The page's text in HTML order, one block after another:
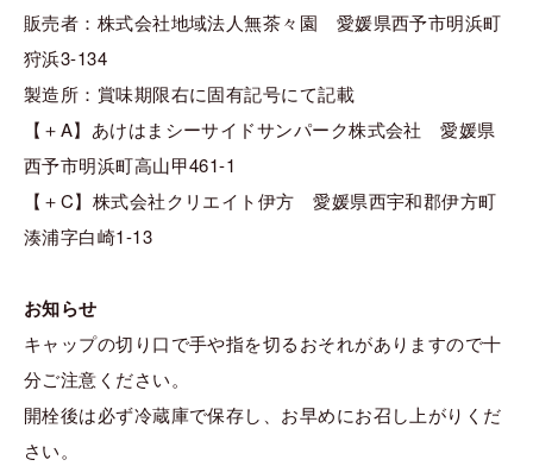
販売者：株式会社地域法人無茶々園 愛媛県西予市明浜町
狩浜3-134
製造所：賞味期限右に固有記号にて記載
【＋A】あけはまシーサイドサンパーク株式会社 愛媛県
西予市明浜町高山甲461-1
【＋C】株式会社クリエイト伊方 愛媛県西宇和郡伊方町
湊浦字白崎1-13
お知らせ
キャップの切り口で手や指を切るおそれがありますので十
分ご注意ください。
開栓後は必ず冷蔵庫で保存し、お早めにお召し上がりくだ
さい。